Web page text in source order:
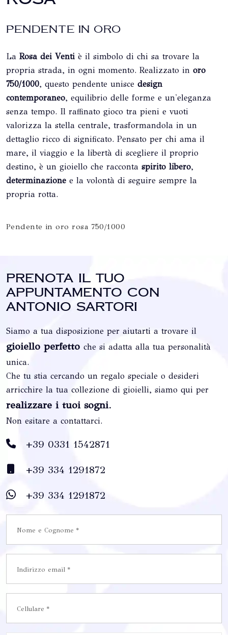
PENDENTE IN ORO
La Rosa dei Venti è il simbolo di chi sa trovare la
propria strada, in ogni momento. Realizzato in oro
750/1000, questo pendente unisce design
contemporaneo, equilibrio delle forme e un'eleganza
senza tempo. Il raffinato gioco tra pieni e vuoti
valorizza la stella centrale, trasformandola in un
dettaglio ricco di significato. Pensato per chi ama il
mare, il viaggio e la libertà di scegliere il proprio
destino, è un gioiello che racconta spirito libero,
determinazione e la volontà di seguire sempre la
propria rotta.
Pendente in oro rosa 750/1000
Prenota il tuo
appuntamento con
Antonio Sartori
Siamo a tua disposizione per aiutarti a trovare il
gioiello perfetto che si adatta alla tua personalità
unica.
Che tu stia cercando un regalo speciale o desideri
arricchire la tua collezione di gioielli, siamo qui per
realizzare i tuoi sogni.
Non esitare a contattarci.
+39 0331 1542871
+39 334 1291872
+39 334 1291872